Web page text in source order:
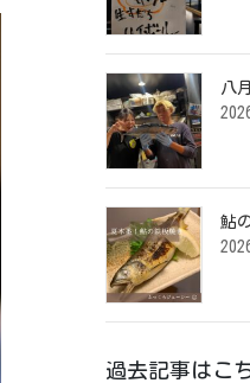
八
鮎
過去記事はこ